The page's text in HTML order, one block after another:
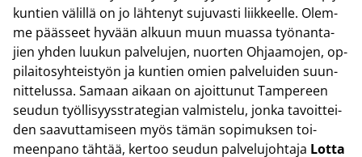
kun­tien vä­lil­lä on jo läh­te­nyt su­ju­vas­ti liik­keel­le. Olem­
me pääs­seet hy­vään al­kuun muun muas­sa työ­nan­ta­
jien yhden luu­kun pal­ve­lu­jen, nuor­ten Oh­jaa­mo­jen, op­
pi­lai­to­syh­teis­työn ja kun­tien omien pal­ve­lui­den suun­
nit­te­lus­sa. Sa­maan ai­kaan on ajoit­tu­nut Tam­pe­reen
seu­dun työl­li­syys­stra­te­gian val­mis­te­lu, jonka ta­voit­tei­
den saa­vut­ta­mi­seen myös tämän so­pi­muk­sen toi­
meen­pa­no täh­tää, ker­too seu­dun pal­ve­lu­joh­ta­ja Lotta